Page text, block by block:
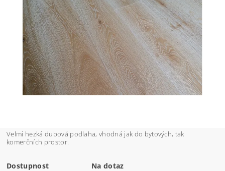
Velmi hezká dubová podlaha, vhodná jak do bytových, tak
komerčních prostor.
Dostupnost Na dotaz